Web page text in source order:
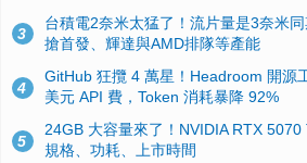
3
台積電2奈米太猛了！流片量是3奈米
搶首發、輝達與AMD排隊等產能
4
GitHub 狂攬 4 萬星！Headroom 開源
美元 API 費，Token 消耗暴降 92%
5
24GB 大容量來了！NVIDIA RTX 5070
規格、功耗、上市時間